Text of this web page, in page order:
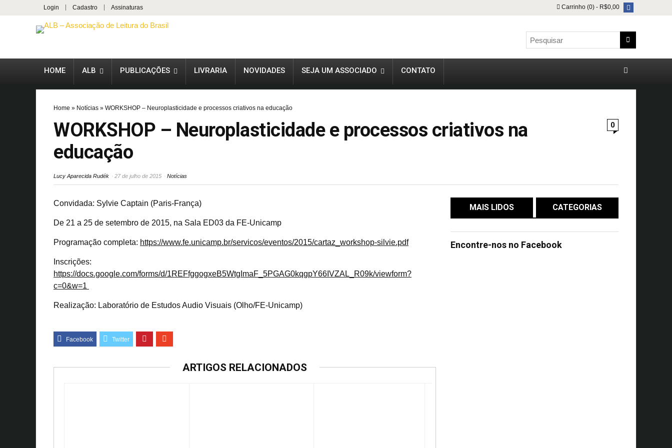
Login Cadastro Assinaturas Carrinho (0) - R$0,00
HOME ALB PUBLICAÇÕES LIVRARIA NOVIDADES SEJA UM ASSOCIADO CONTATO
Home » Notícias » WORKSHOP – Neuroplasticidade e processos criativos na educação
0
WORKSHOP – Neuroplasticidade e processos criativos na
educação
Lucy Aparecida Rudék 27 de julho de 2015 Notícias
Convidada: Sylvie Captain (Paris-França)
De 21 a 25 de setembro de 2015, na Sala ED03 da FE-Unicamp
Programação completa: https://www.fe.unicamp.br/servicos/eventos/2015/cartaz_workshop-silvie.pdf
Inscrições:
https://docs.google.com/forms/d/1REFfggogxeB5WtgImaF_5PGAG0kqgpY66IVZAL_R09k/viewform?
c=0&w=1
Realização: Laboratório de Estudos Audio Visuais (Olho/FE-Unicamp)
ARTIGOS RELACIONADOS
MAIS LIDOS CATEGORIAS
Encontre-nos no Facebook